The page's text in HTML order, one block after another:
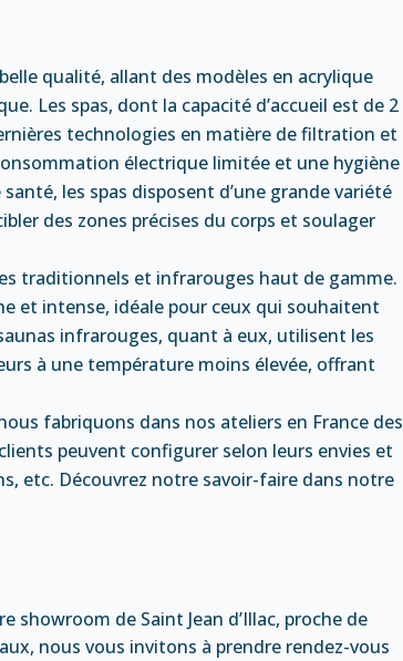
qualité, allant des modèles en acrylique
Les spas, dont la capacité d’accueil est de 2
technologies en matière de filtration et
électrique limitée et une hygiène
les spas disposent d’une grande variété
des zones précises du corps et soulager
traditionnels et infrarouges haut de gamme.
et intense, idéale pour ceux qui souhaitent
infrarouges, quant à eux, utilisent les
à une température moins élevée, offrant
fabriquons dans nos ateliers en France des
peuvent configurer selon leurs envies et
etc. Découvrez notre savoir-faire dans notre
de Saint Jean d’Illac, proche de
nous vous invitons à prendre rendez-vous